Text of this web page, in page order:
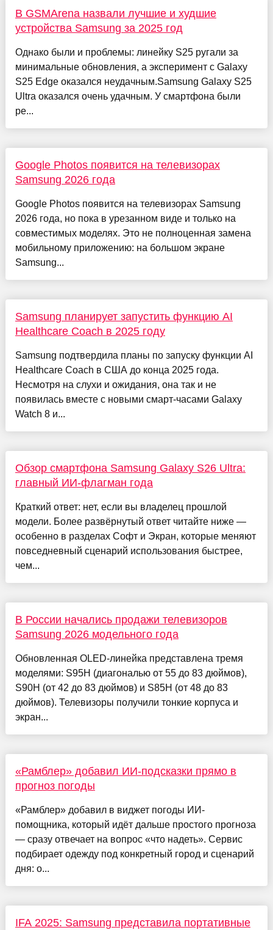
В GSMArena назвали лучшие и худшие
устройства Samsung за 2025 год
Однако были и проблемы: линейку S25 ругали за
минимальные обновления, а эксперимент с Galaxy
S25 Edge оказался неудачным.Samsung Galaxy S25
Ultra оказался очень удачным. У смартфона были
ре...
Google Photos появится на телевизорах
Samsung 2026 года
Google Photos появится на телевизорах Samsung
2026 года, но пока в урезанном виде и только на
совместимых моделях. Это не полноценная замена
мобильному приложению: на большом экране
Samsung...
Samsung планирует запустить функцию AI
Healthcare Coach в 2025 году
Samsung подтвердила планы по запуску функции AI
Healthcare Coach в США до конца 2025 года.
Несмотря на слухи и ожидания, она так и не
появилась вместе с новыми смарт-часами Galaxy
Watch 8 и...
Обзор смартфона Samsung Galaxy S26 Ultra:
главный ИИ-флагман года
Краткий ответ: нет, если вы владелец прошлой
модели. Более развёрнутый ответ читайте ниже —
особенно в разделах Софт и Экран, которые меняют
повседневный сценарий использования быстрее,
чем...
В России начались продажи телевизоров
Samsung 2026 модельного года
Обновленная OLED-линейка представлена тремя
моделями: S95H (диагональю от 55 до 83 дюймов),
S90H (от 42 до 83 дюймов) и S85H (от 48 до 83
дюймов). Телевизоры получили тонкие корпуса и
экран...
«Рамблер» добавил ИИ-подсказки прямо в
прогноз погоды
«Рамблер» добавил в виджет погоды ИИ-
помощника, который идёт дальше простого прогноза
— сразу отвечает на вопрос «что надеть». Сервис
подбирает одежду под конкретный город и сценарий
дня: о...
IFA 2025: Samsung представила портативные